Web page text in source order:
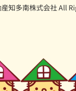
知多南株式会社 All